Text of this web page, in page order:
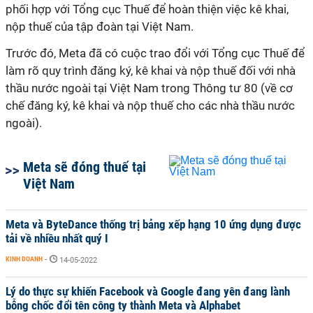
phối hợp với Tổng cục Thuế để hoàn thiện việc kê khai,
nộp thuế của tập đoàn tại Việt Nam.
Trước đó, Meta đã có cuộc trao đổi với Tổng cục Thuế để
làm rõ quy trình đăng ký, kê khai và nộp thuế đối với nhà
thầu nước ngoài tại Việt Nam trong Thông tư 80 (về cơ
chế đăng ký, kê khai và nộp thuế cho các nhà thầu nước
ngoài).
Meta sẽ đóng thuế tại
Việt Nam
Meta và ByteDance thống trị bảng xếp hạng 10 ứng dụng được
tải về nhiều nhất quý I
KINH DOANH - 14-05-2022
Lý do thực sự khiến Facebook và Google đang yên đang lành
bỗng chốc đổi tên công ty thành Meta và Alphabet